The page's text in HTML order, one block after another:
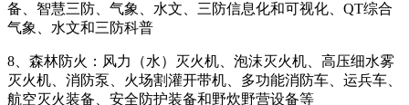
备、智慧三防、气象、水文、三防信息化和可视化、QT综合
气象、水文和三防科普
8、森林防火：风力（水）灭火机、泡沫灭火机、高压细水雾
灭火机、消防泵、火场割灌开带机、多功能消防车、运兵车、
航空灭火装备、安全防护装备和野炊野营设备等